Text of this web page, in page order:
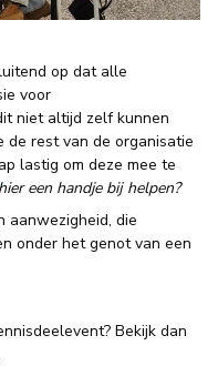
op dat alle
voor
niet altijd zelf kunnen
de rest van de organisatie
lastig om deze mee te
een handje bij helpen?
aanwezigheid, die
onder het genot van een
Bekijk dan